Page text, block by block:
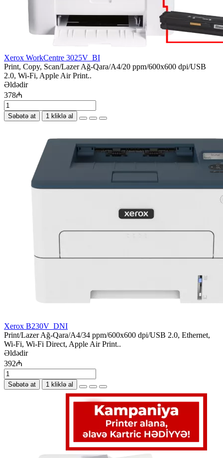
Xerox WorkCentre 3025V_BI
Print, Copy, Scan/Lazer Ağ-Qara/A4/20 ppm/600x600 dpi/USB
2.0, Wi-Fi, Apple Air Print..
Əldədir
378₼
Səbətə at 1 kliklə al
Xerox B230V_DNI
Print/Lazer Ağ-Qara/A4/34 ppm/600x600 dpi/USB 2.0, Ethernet,
Wi-Fi, Wi-Fi Direct, Apple Air Print..
Əldədir
392₼
Səbətə at 1 kliklə al